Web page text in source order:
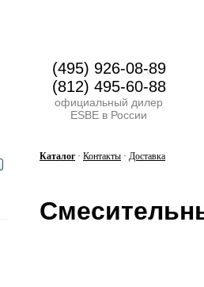
(495) 926-08-89
(812) 495-60-88
официальный дилер
ESBE в России
Каталог· Контакты · Доставка